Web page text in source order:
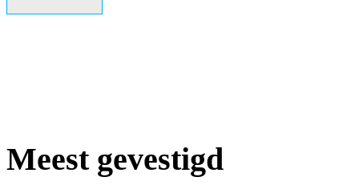
Meest gevestigd